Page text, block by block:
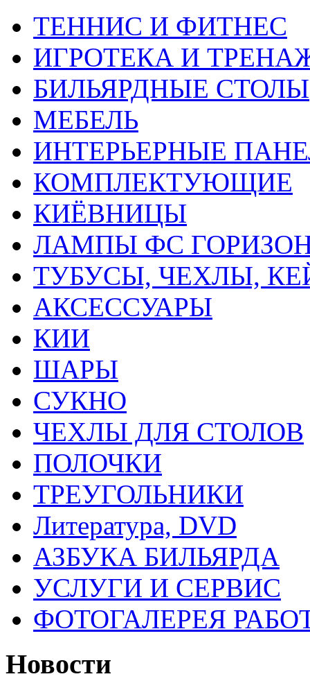
ТЕННИС И ФИТНЕС
ИГРОТЕКА И
БИЛЬЯРДНЫЕ СТОЛЫ
МЕБЕЛЬ
ИНТЕРЬЕРНЫЕ
КОМПЛЕКТУЮЩИЕ
КИЁВНИЦЫ
ЛАМПЫ ФС
ТУБУСЫ, ЧЕХЛЫ,
АКСЕССУАРЫ
КИИ
ШАРЫ
СУКНО
ЧЕХЛЫ ДЛЯ СТОЛОВ
ПОЛОЧКИ
ТРЕУГОЛЬНИКИ
Литература, DVD
АЗБУКА БИЛЬЯРДА
УСЛУГИ И СЕРВИС
ФОТОГАЛЕРЕЯ
Новости